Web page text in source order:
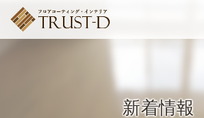
新着情報